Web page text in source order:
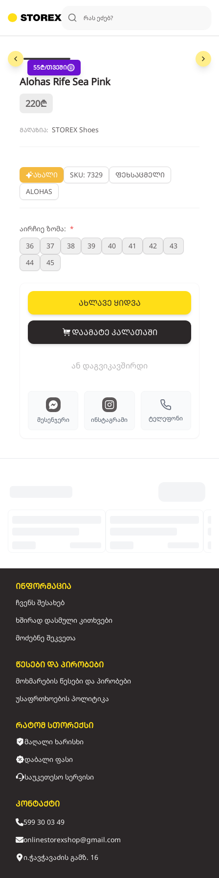
55₾/თვეში
Alohas Rife Sea Pink
220₾
მაღაზია: STOREX Shoes
ახალი SKU: 7329
ფეხსაცმელი
ALOHAS
აირჩიე ზომა: *
36
37 38 39 40 41 42
43
44
45
ახლავე ყიდვა
View cart
დაამატე კალათაში
ან დაგვიკავშირდი
მესენჯერი ინსტაგრამი ტელეფონი
ინფორმაცია
ჩვენს შესახებ
ხშირად დასმული კითხვები
მოძებნე შეკვეთა
წესები და პირობები
მოხმარების წესები და პირობები
უსაფრთხოების პოლიტიკა
რატომ სთორექსი
მაღალი ხარისხი
დაბალი ფასი
საუკეთესო სერვისი
კონტაქტი
599 30 03 49
onlinestorexshop@gmail.com
ი.ჭავჭავაძის გამზ. 16